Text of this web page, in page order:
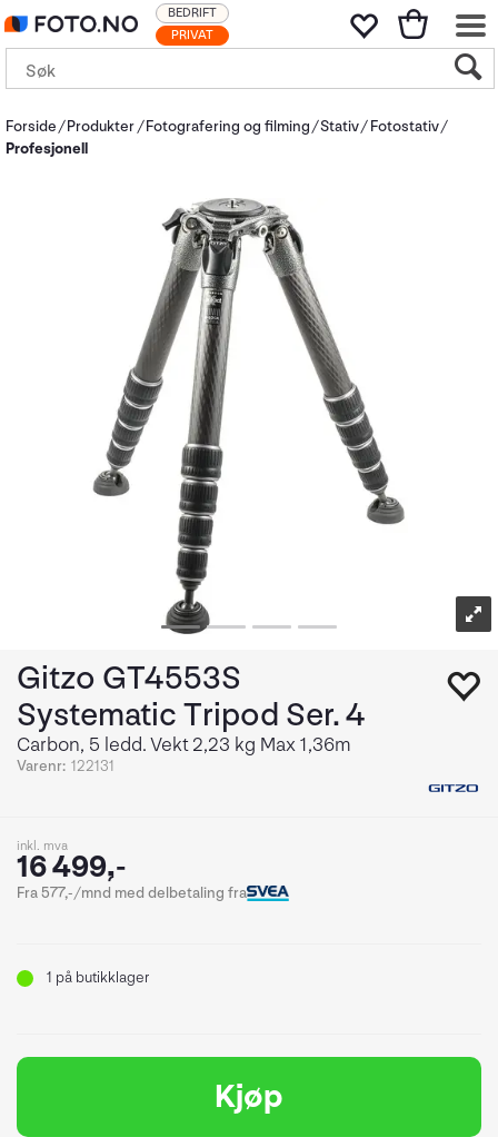
PRIVAT
BEDRIFT
Forside Produkter Fotografering og filming Stativ
Fotostativ
Profesjonell
Gitzo GT4553S
Systematic Tripod Ser. 4
Carbon, 5 ledd. Vekt 2,23 kg Max 1,36m
Varenr: 122131
inkl. mva
16 499,-
Fra 577,-/mnd med delbetaling fra
1 på butikklager
Kjøp